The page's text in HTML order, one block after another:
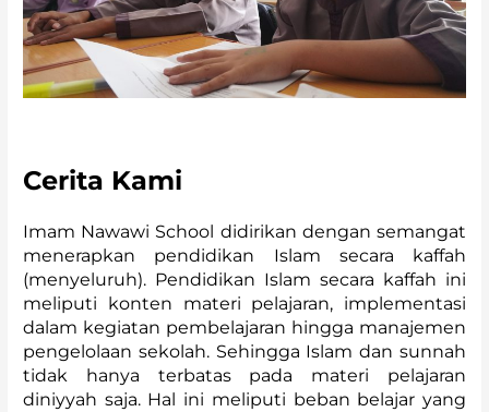
Cerita Kami
Imam Nawawi School didirikan dengan semangat
menerapkan pendidikan Islam secara kaffah
(menyeluruh). Pendidikan Islam secara kaffah ini
meliputi konten materi pelajaran, implementasi
dalam kegiatan pembelajaran hingga manajemen
pengelolaan sekolah. Sehingga Islam dan sunnah
tidak hanya terbatas pada materi pelajaran
diniyyah saja. Hal ini meliputi beban belajar yang